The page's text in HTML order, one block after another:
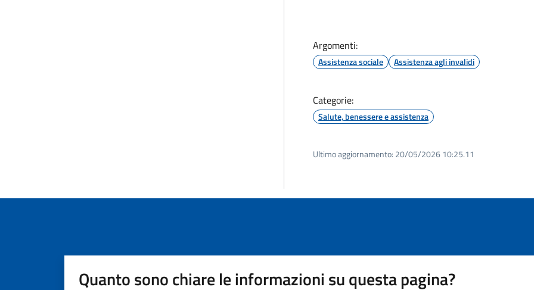
Argomenti:
Assistenza sociale Assistenza agli invalidi
Categorie:
Salute, benessere e assistenza
Ultimo aggiornamento: 20/05/2026 10:25.11
Quanto sono chiare le informazioni su questa pagina?